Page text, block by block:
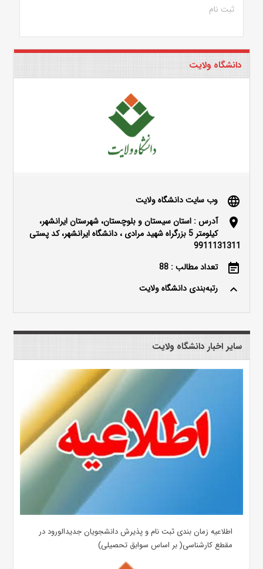
ثبت نام
دانشگاه ولایت
language وب سایت دانشگاه ولایت
location_on
آدرس : استان سیستان و بلوچستان، شهرستان ایرانشهر،
کیلومتر 5 بزرگراه شهید مرادی ، دانشگاه ایرانشهر، کد پستی
9911131311
event_note تعداد مطالب : 88
keyboard_arrow_up رتبه‌بندی دانشگاه ولایت
سایر اخبار دانشگاه ولایت
اطلاعیه زمان بندی ثبت نام و پذیرش دانشجویان جدیدالورود در
مقطع کارشناسی( بر اساس سوابق تحصیلی)